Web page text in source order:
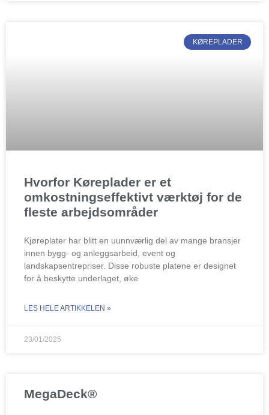
KØREPLADER
Hvorfor Køreplader er et
omkostningseffektivt værktøj for de
fleste arbejdsområder
Kjøreplater har blitt en uunnværlig del av mange bransjer
innen bygg- og anleggsarbeid, event og
landskapsentrepriser. Disse robuste platene er designet
for å beskytte underlaget, øke
LES HELE ARTIKKELEN »
23/01/2025
MegaDeck®